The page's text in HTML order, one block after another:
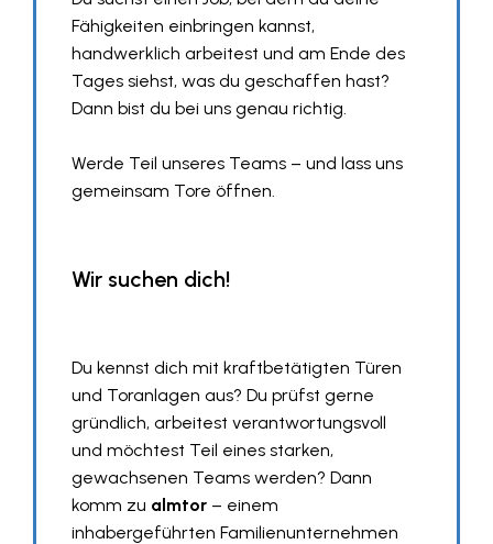
Fähigkeiten einbringen kannst,
handwerklich arbeitest und am Ende des
Tages siehst, was du geschaffen hast?
Dann bist du bei uns genau richtig.
Werde Teil unseres Teams – und lass uns
gemeinsam Tore öffnen.
Wir suchen dich!
Du kennst dich mit kraftbetätigten Türen
und Toranlagen aus? Du prüfst gerne
gründlich, arbeitest verantwortungsvoll
und möchtest Teil eines starken,
gewachsenen Teams werden? Dann
komm zu almtor – einem
inhabergeführten Familienunternehmen